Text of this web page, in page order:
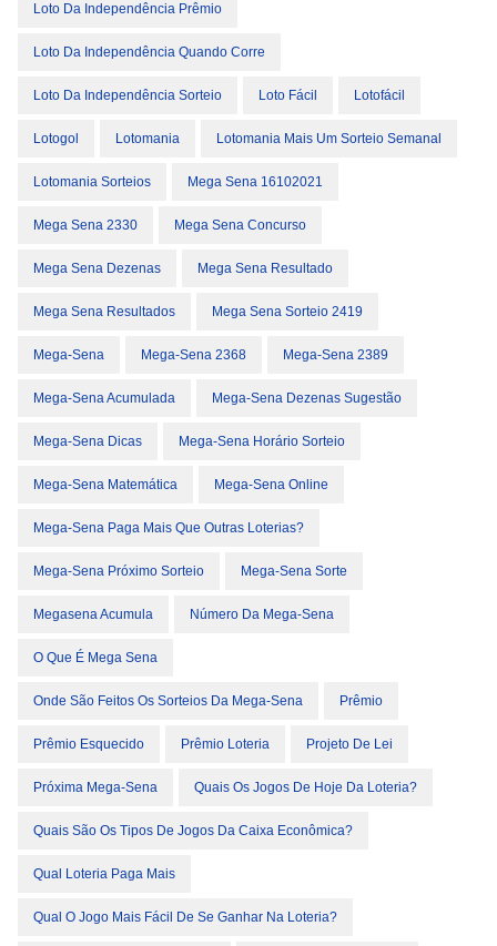
Loto Da Independência Prêmio
Loto Da Independência Quando Corre
Loto Da Independência Sorteio Loto Fácil Lotofácil
Lotogol Lotomania Lotomania Mais Um Sorteio Semanal
Lotomania Sorteios Mega Sena 16102021
Mega Sena 2330 Mega Sena Concurso
Mega Sena Dezenas Mega Sena Resultado
Mega Sena Resultados Mega Sena Sorteio 2419
Mega-Sena Mega-Sena 2368 Mega-Sena 2389
Mega-Sena Acumulada Mega-Sena Dezenas Sugestão
Mega-Sena Dicas Mega-Sena Horário Sorteio
Mega-Sena Matemática Mega-Sena Online
Mega-Sena Paga Mais Que Outras Loterias?
Mega-Sena Próximo Sorteio Mega-Sena Sorte
Megasena Acumula Número Da Mega-Sena
O Que É Mega Sena
Onde São Feitos Os Sorteios Da Mega-Sena Prêmio
Prêmio Esquecido Prêmio Loteria Projeto De Lei
Próxima Mega-Sena Quais Os Jogos De Hoje Da Loteria?
Quais São Os Tipos De Jogos Da Caixa Econômica?
Qual Loteria Paga Mais
Qual O Jogo Mais Fácil De Se Ganhar Na Loteria?